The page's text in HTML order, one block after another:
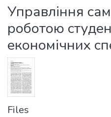
Управління
роботою
економічних
Files